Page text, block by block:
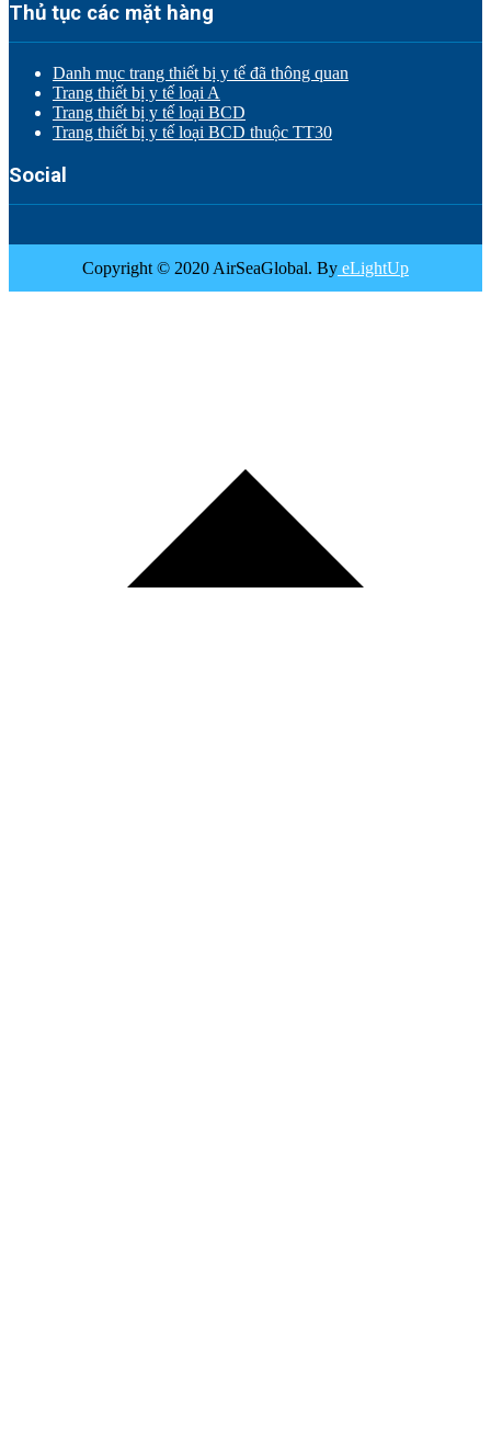
Thủ tục các mặt hàng
Danh mục trang thiết bị y tế đã thông quan
Trang thiết bị y tế loại A
Trang thiết bị y tế loại BCD
Trang thiết bị y tế loại BCD thuộc TT30
Social
Copyright © 2020 AirSeaGlobal. By eLightUp